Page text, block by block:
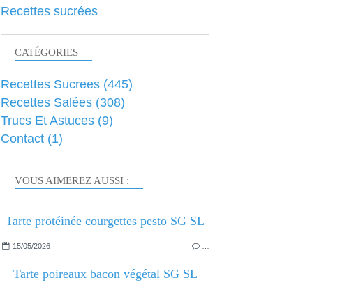
VOUS AIMEREZ AUSSI :
Tarte protéinée courgettes pesto SG SL
15/05/2026
Tarte poireaux bacon végétal SG SL
Recettes sucrées
CATÉGORIES
Recettes Sucrees (445)
Recettes Salées (308)
Trucs Et Astuces (9)
Contact (1)